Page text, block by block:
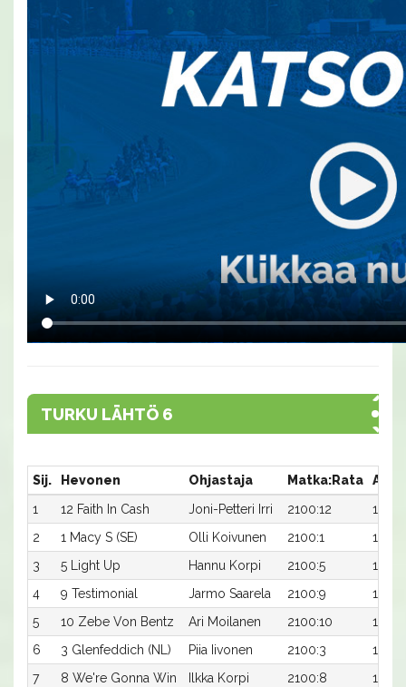
TURKU LÄHTÖ 6
Sij. Hevonen Ohjastaja Matka:Rata
Aika
1
12 Faith In Cash Joni-Petteri Irri 2100:12
15,7a
2
1 Macy S (SE) Olli Koivunen 2100:1
15,8a
3
5 Light Up Hannu Korpi 2100:5
16,6a
4
9 Testimonial Jarmo Saarela 2100:9
16,6a
5
10 Zebe Von Bentz Ari Moilanen 2100:10
16,7a
6
3 Glenfeddich (NL) Piia Iivonen 2100:3
16,8a
7
8 We're Gonna Win Ilkka Korpi 2100:8
16,8a